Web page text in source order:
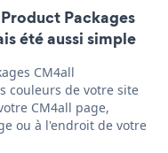
Packages
été aussi simple
CM4all
couleurs de votre site
CM4all page,
ou à l'endroit de votre